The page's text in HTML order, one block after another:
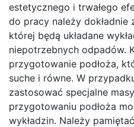
estetycznego i trwałego
do pracy należy dokładnie
której będą układane
niepotrzebnych odpadów.
przygotowanie podłoża,
suche i równe. W
zastosować specjalne
przygotowaniu podłoża
wykładzin. Należy